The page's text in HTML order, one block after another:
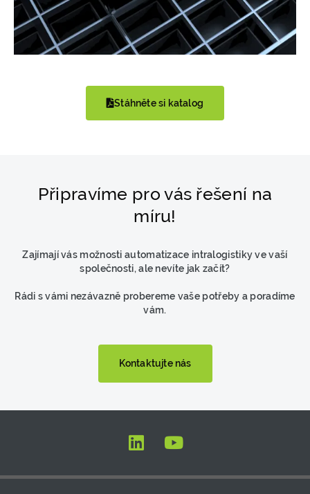
Stáhněte si katalog
Připravíme pro vás řešení na
míru!
Zajímají vás možnosti automatizace intralogistiky ve vaší
společnosti, ale nevíte jak začít?
Rádi s vámi nezávazně probereme vaše potřeby a poradíme
vám.
Kontaktujte nás